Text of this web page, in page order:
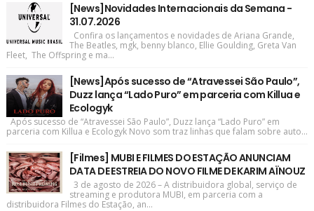
[News]Novidades Internacionais da Semana -
31.07.2026
Confira os lançamentos e novidades de Ariana Grande,
The Beatles, mgk, benny blanco, Ellie Goulding, Greta Van
Fleet, The Offspring e ma...
[News]Após sucesso de “Atravessei São Paulo”,
Duzz lança “Lado Puro” em parceria com Killua e
Ecologyk
Após sucesso de “Atravessei São Paulo”, Duzz lança “Lado Puro” em
parceria com Killua e Ecologyk Novo som traz linhas que falam sobre auto...
[Filmes] MUBI E FILMES DO ESTAÇÃO ANUNCIAM
DATA DE ESTREIA DO NOVO FILME DE KARIM AÏNOUZ
3 de agosto de 2026 – A distribuidora global, serviço de
streaming e produtora MUBI, em parceria com a
distribuidora Filmes do Estação, an...